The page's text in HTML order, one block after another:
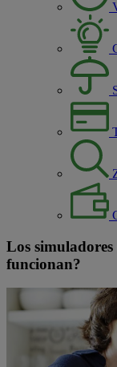
Los simuladores
funcionan?